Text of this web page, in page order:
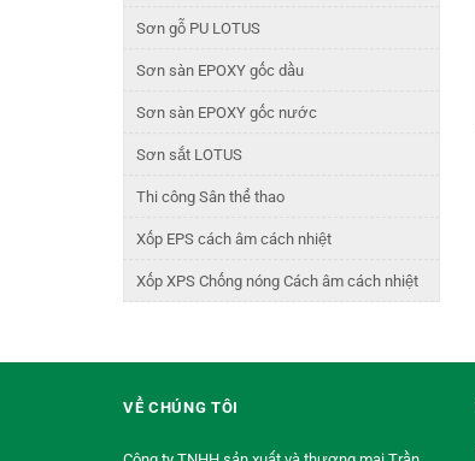
Sơn gỗ PU LOTUS
Sơn sàn EPOXY gốc dầu
Sơn sàn EPOXY gốc nước
Sơn sắt LOTUS
Thi công Sân thể thao
Xốp EPS cách âm cách nhiệt
Xốp XPS Chống nóng Cách âm cách nhiệt
VỀ CHÚNG TÔI